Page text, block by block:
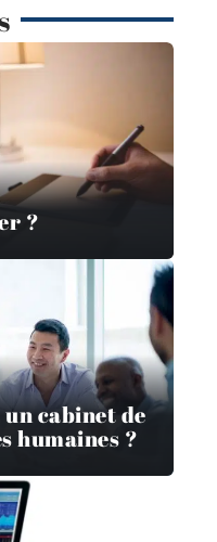
?
cabinet de
humaines ?